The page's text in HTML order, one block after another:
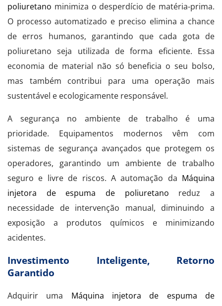
poliuretano minimiza o desperdício de matéria-prima.
O processo automatizado e preciso elimina a chance
de erros humanos, garantindo que cada gota de
poliuretano seja utilizada de forma eficiente. Essa
economia de material não só beneficia o seu bolso,
mas também contribui para uma operação mais
sustentável e ecologicamente responsável.
A segurança no ambiente de trabalho é uma
prioridade. Equipamentos modernos vêm com
sistemas de segurança avançados que protegem os
operadores, garantindo um ambiente de trabalho
seguro e livre de riscos. A automação da Máquina
injetora de espuma de poliuretano reduz a
necessidade de intervenção manual, diminuindo a
exposição a produtos químicos e minimizando
acidentes.
Investimento Inteligente, Retorno
Garantido
Adquirir uma Máquina injetora de espuma de